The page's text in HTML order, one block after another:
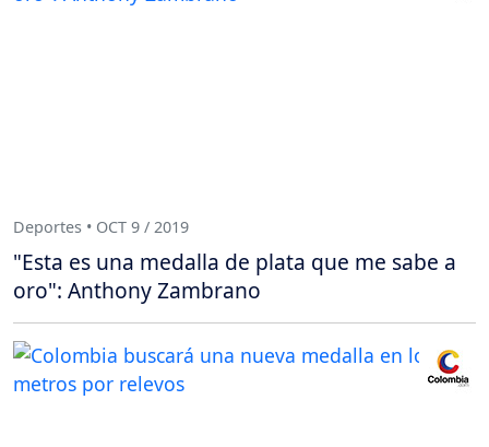
Deportes • OCT 9 / 2019
"Esta es una medalla de plata que me sabe a
oro": Anthony Zambrano